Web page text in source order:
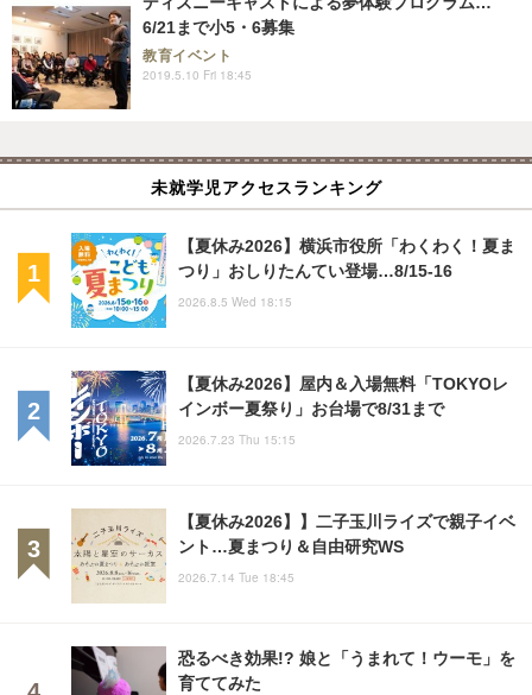
6/21まで小5・6募集
教育イベント
2019.5.10 Fri 18:45
未就学児アクセスランキング
【夏休み2026】横浜市役所「わくわく！夏ま
つり」おしりたんてい登場…8/15-16
2026.8.5 Wed 18:15
【夏休み2026】屋内＆入場無料「TOKYOレ
インボー夏祭り」お台場で8/31まで
2026.7.23 Thu 15:15
【夏休み2026】】二子玉川ライズで親子イベ
ント…夏まつり＆自由研究WS
2026.7.14 Tue 18:45
恐るべき効果!? 娘と「うまれて！ウーモ」を
育ててみた